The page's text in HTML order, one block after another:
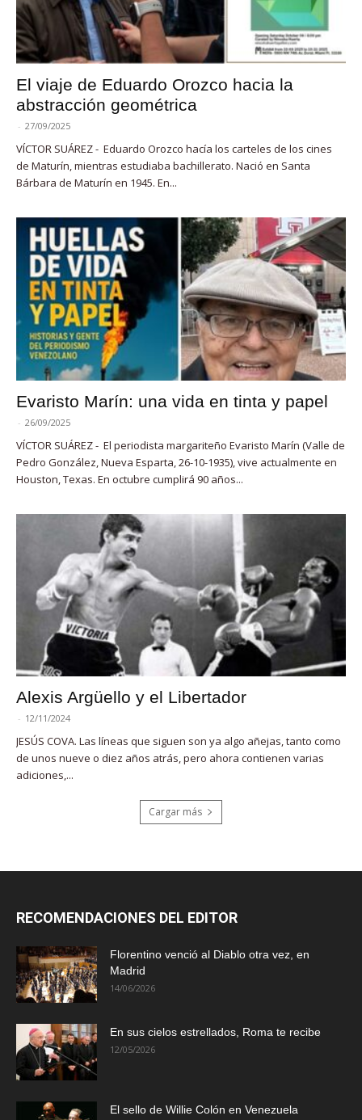
El viaje de Eduardo Orozco hacia la
abstracción geométrica
- 27/09/2025
VÍCTOR SUÁREZ - Eduardo Orozco hacía los carteles de los cines
de Maturín, mientras estudiaba bachillerato. Nació en Santa
Bárbara de Maturín en 1945. En...
Evaristo Marín: una vida en tinta y papel
- 26/09/2025
VÍCTOR SUÁREZ - El periodista margariteño Evaristo Marín (Valle de
Pedro González, Nueva Esparta, 26-10-1935), vive actualmente en
Houston, Texas. En octubre cumplirá 90 años...
Alexis Argüello y el Libertador
- 12/11/2024
JESÚS COVA. Las líneas que siguen son ya algo añejas, tanto como
de unos nueve o diez años atrás, pero ahora contienen varias
adiciones,...
Cargar más
RECOMENDACIONES DEL EDITOR
Florentino venció al Diablo otra vez, en
Madrid
14/06/2026
En sus cielos estrellados, Roma te recibe
12/05/2026
El sello de Willie Colón en Venezuela